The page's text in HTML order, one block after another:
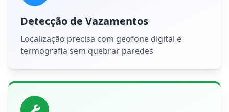
Detecção de Vazamentos
Localização precisa com geofone digital e
termografia sem quebrar paredes